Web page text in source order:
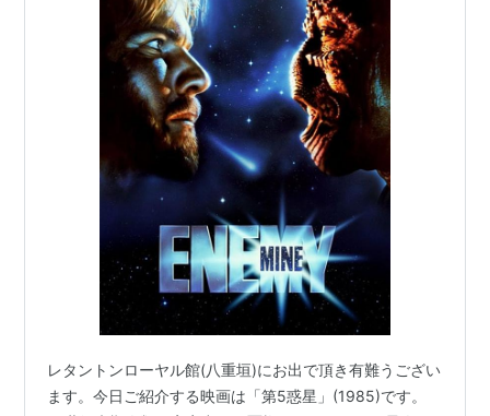
レタントンローヤル館(八重垣)にお出で頂き有難うござい
ます。今日ご紹介する映画は「第5惑星」(1985)です。